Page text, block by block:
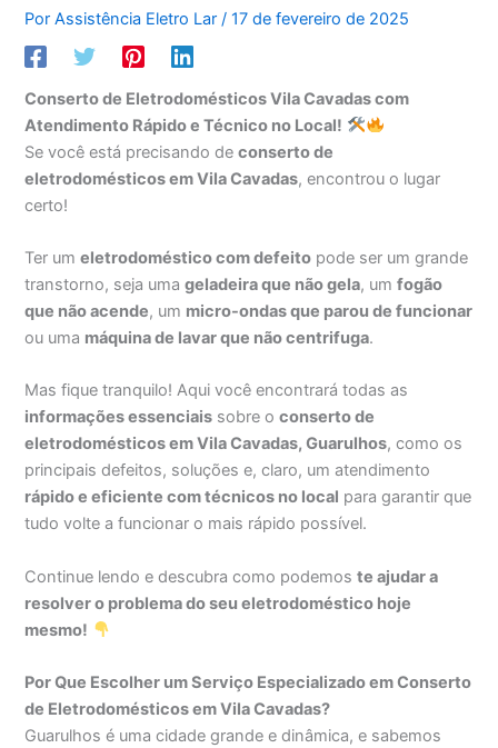
PorAssistência Eletro Lar/17 de fevereiro de 2025
Conserto de Eletrodomésticos Vila Cavadas com
Atendimento Rápido e Técnico no Local!
Se você está precisando deconserto de
eletrodomésticos em Vila Cavadas, encontrou o lugar
certo!
Ter umeletrodoméstico com defeito pode ser um grande
transtorno, seja umageladeira que não gela, umfogão
que não acende, um micro-ondas que parou de funcionar
ou uma máquina de lavar que não centrifuga.
Mas fique tranquilo! Aqui você encontrará todas as
informações essenciais sobre oconserto de
eletrodomésticos em Vila Cavadas, Guarulhos, como os
principais defeitos, soluções e, claro, um atendimento
rápido e eficiente com técnicos no local para garantir que
tudo volte a funcionar o mais rápido possível.
Continue lendo e descubra como podemoste ajudar a
resolver o problema do seu eletrodoméstico hoje
mesmo!
Por Que Escolher um Serviço Especializado em Conserto
de Eletrodomésticos em Vila Cavadas?
Guarulhos é uma cidade grande e dinâmica, e sabemos